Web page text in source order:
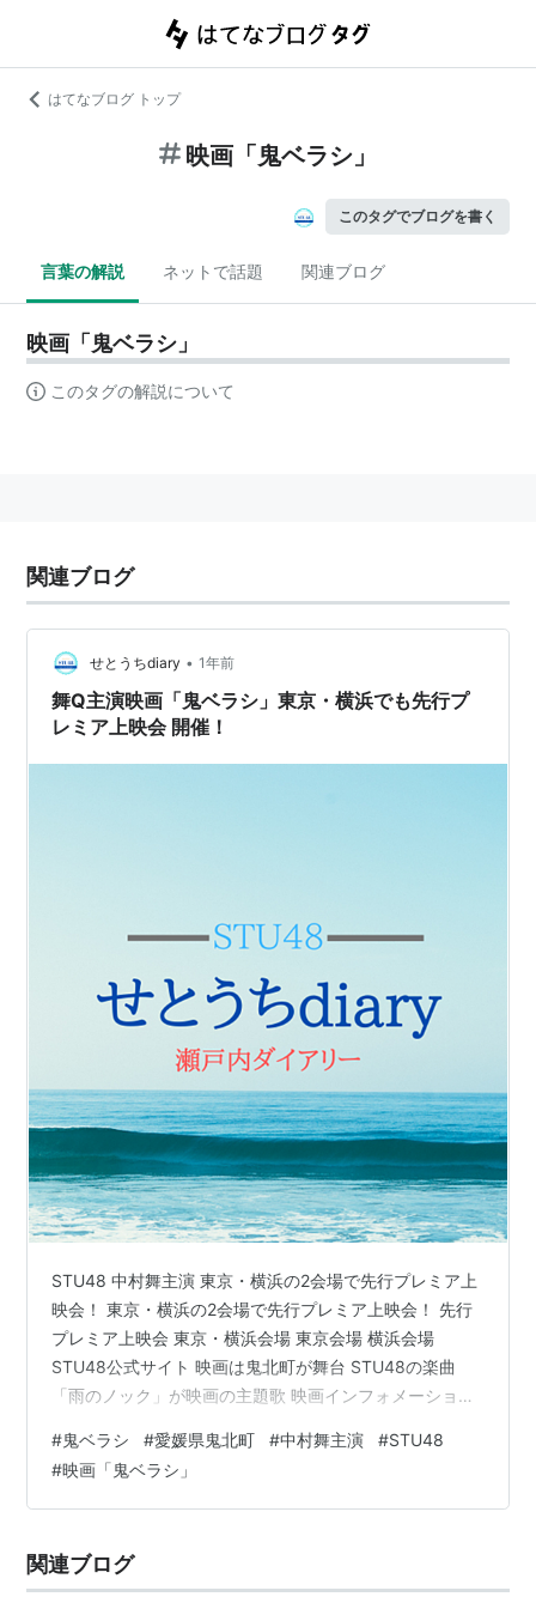
はてなブログ トップ
映画「鬼ベラシ」
このタグでブログを書く
言葉の解説 ネットで話題 関連ブログ
映画「鬼ベラシ」
このタグの解説について
関連ブログ
せとうちdiary • 1年前
舞Q主演映画「鬼ベラシ」東京・横浜でも先行プ
レミア上映会 開催！
STU48 中村舞主演 東京・横浜の2会場で先行プレミア上
映会！ 東京・横浜の2会場で先行プレミア上映会！ 先行
プレミア上映会 東京・横浜会場 東京会場 横浜会場
STU48公式サイト 映画は鬼北町が舞台 STU48の楽曲
「雨のノック」が映画の主題歌 映画インフォメーション
さん、久留島優果さん、新井梨杏さんらSTU48メンバー
が出演する映画「鬼ベラシ」は、6月13日（金）より全国
にて順次公開されますが、その公開に先立って東京、横
の中村舞さん、信濃宙花さんらの舞台あいさつもありま
すよ。5…
#鬼ベラシ #愛媛県鬼北町 #中村舞主演 #STU48
#映画「鬼ベラシ」
関連ブログ